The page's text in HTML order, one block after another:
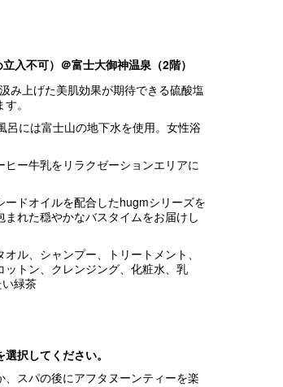
入不可）＠富士大御神温泉（2階）
み上げた美肌効果が期待できる硫酸塩
。
には富士山の地下水を使用。女性浴
ー牛乳をリラクゼーションエリアに
ドオイルを配合したhugmシリーズを
れた穏やかなバスタイムをお届けし
ル、シャンプー、トリートメント、
トン、クレンジング、化粧水、乳
緑茶
選択してください。
スパの後にアフタヌーンティーを楽